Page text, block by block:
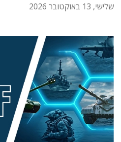
שלישי, 13 באוקטובר 2026